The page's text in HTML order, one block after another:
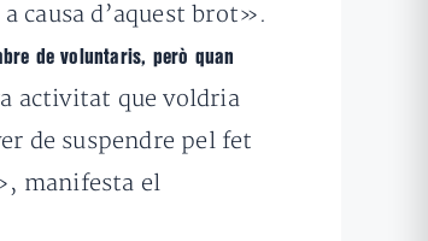
causa d’aquest brot».
de voluntaris, però quan
activitat que voldria
de suspendre pel fet
manifesta el